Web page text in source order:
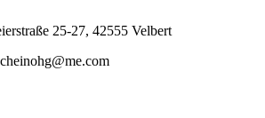
25-27, 42555 Velbert